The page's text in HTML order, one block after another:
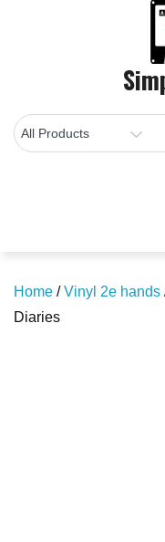
Home /Vinyl 2e hands
Diaries